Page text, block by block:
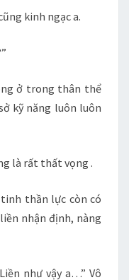
kinh ngạc a.
ở trong thân thể
kỹ năng luôn luôn
là rất thất vọng .
thần lực còn có
nhận định, nàng
như vậy a…” Vô